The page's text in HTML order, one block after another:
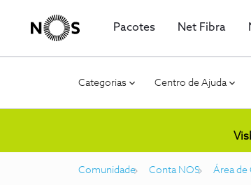
Pacotes Net Fibra
Categorias Centro de Ajuda
Comunidade Conta NOS Área de